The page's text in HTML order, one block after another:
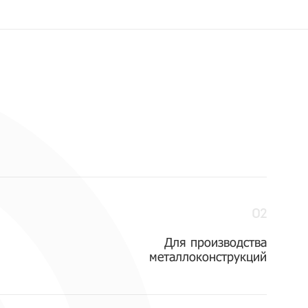
02
Для производства
металлоконструкций